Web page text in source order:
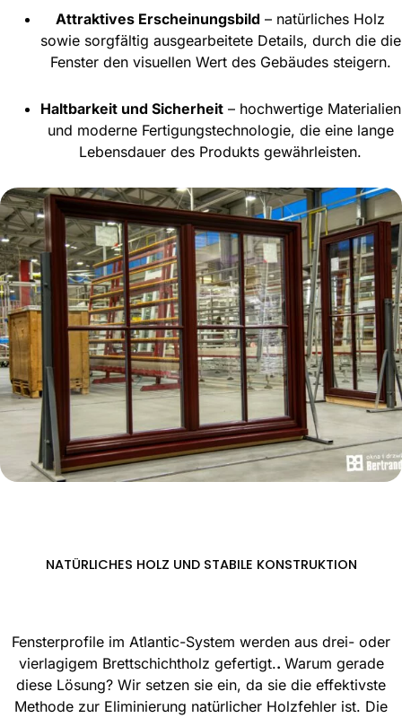
Attraktives Erscheinungsbild – natürliches Holz
sowie sorgfältig ausgearbeitete Details, durch die die
Fenster den visuellen Wert des Gebäudes steigern.
Haltbarkeit und Sicherheit– hochwertige Materialien
und moderne Fertigungstechnologie, die eine lange
Lebensdauer des Produkts gewährleisten.
NATÜRLICHES HOLZ UND STABILE KONSTRUKTION
Fensterprofile im Atlantic-System werden aus drei- oder
vierlagigem Brettschichtholz gefertigt.. Warum gerade
diese Lösung? Wir setzen sie ein, da sie die effektivste
Methode zur Eliminierung natürlicher Holzfehler ist. Die